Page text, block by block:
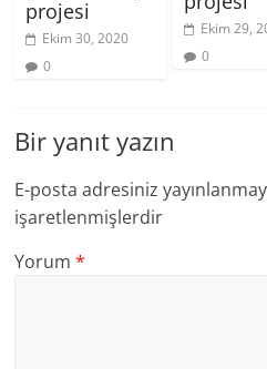
projesi
Ekim 30, 2020
0
Ekim 29,
0
Bir yanıt yazın
E-posta adresiniz
işaretlenmişlerdir
Yorum*